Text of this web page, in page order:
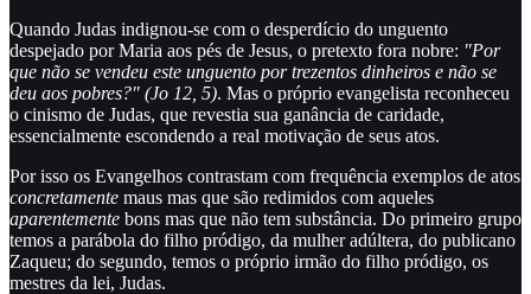
Quando Judas indignou-se com o desperdício do unguento
despejado por Maria aos pés de Jesus, o pretexto fora nobre: "Por
que não se vendeu este unguento por trezentos dinheiros e não se
deu aos pobres?" (Jo 12, 5). Mas o próprio evangelista reconheceu
o cinismo de Judas, que revestia sua ganância de caridade,
essencialmente escondendo a real motivação de seus atos.
Por isso os Evangelhos contrastam com frequência exemplos de atos
concretamente maus mas que são redimidos com aqueles
aparentemente bons mas que não tem substância. Do primeiro grupo
temos a parábola do filho pródigo, da mulher adúltera, do publicano
Zaqueu; do segundo, temos o próprio irmão do filho pródigo, os
mestres da lei, Judas.